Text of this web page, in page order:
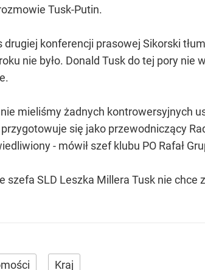
Tusk-Putin.
drugiej konferencji prasowej Sikorski
nie było. Donald Tusk do tej pory nie
mieliśmy żadnych kontrowersyjnych
się jako przewodniczący
- mówił szef klubu PO Rafał
szefa SLD Leszka Millera Tusk nie
Kraj